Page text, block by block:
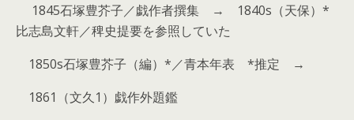
1845石塚豊芥子／戯作者撰集 → 1840s（天保）*
比志島文軒／稗史提要を参照していた
1850s石塚豊芥子（編）*／青本年表 *推定 →
1861（文久1）戯作外題鑑